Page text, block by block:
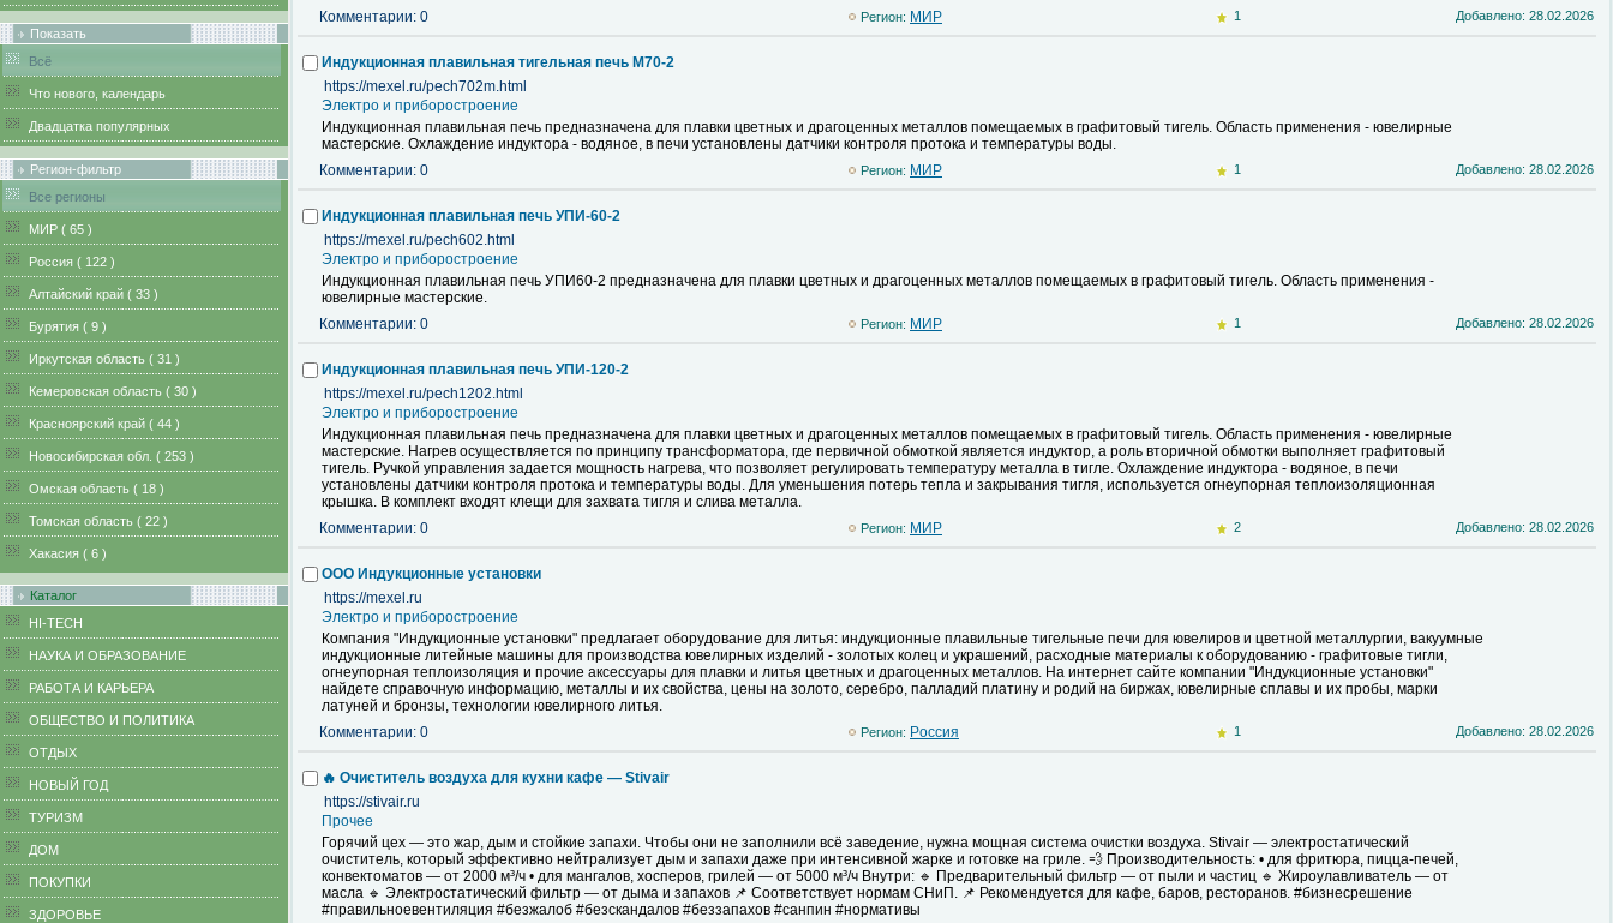
Показать
Всё
Что нового, календарь
Двадцатка популярных
Регион-фильтр
Все регионы
MИР ( 65 )
Pоссия ( 122 )
Алтайский край ( 33 )
Бурятия ( 9 )
Иркутская область ( 31 )
Кемеровская область ( 30 )
Красноярский край ( 44 )
Новосибирская обл. ( 253 )
Омская область ( 18 )
Томская область ( 22 )
Хакасия ( 6 )
Каталог
HI-TECH
НАУКА И ОБРАЗОВАНИЕ
РАБОТА И КАРЬЕРА
ОБЩЕСТВО И ПОЛИТИКА
ОТДЫХ
НОВЫЙ ГОД
ТУРИЗМ
ДОМ
ПОКУПКИ
ЗДОРОВЬЕ
Комментарии: 0
Регион: MИР 1 Добавлено: 28.02.2026
Индукционная плавильная тигельная печь М70-2
https://mexel.ru/pech702m.html
Электро и приборостроение
Индукционная плавильная печь предназначена для плавки цветных и драгоценных металлов помещаемых в графитовый тигель. Область применения - ювелирные
мастерские. Охлаждение индуктора - водяное, в печи установлены датчики контроля протока и температуры воды.
Комментарии: 0
Регион: MИР 1 Добавлено: 28.02.2026
Индукционная плавильная печь УПИ-60-2
https://mexel.ru/pech602.html
Электро и приборостроение
Индукционная плавильная печь УПИ60-2 предназначена для плавки цветных и драгоценных металлов помещаемых в графитовый тигель. Область применения -
ювелирные мастерские.
Комментарии: 0
Регион: MИР 1 Добавлено: 28.02.2026
Индукционная плавильная печь УПИ-120-2
https://mexel.ru/pech1202.html
Электро и приборостроение
Индукционная плавильная печь предназначена для плавки цветных и драгоценных металлов помещаемых в графитовый тигель. Область применения - ювелирные
мастерские. Нагрев осуществляется по принципу трансформатора, где первичной обмоткой является индуктор, а роль вторичной обмотки выполняет графитовый
тигель. Ручкой управления задается мощность нагрева, что позволяет регулировать температуру металла в тигле. Охлаждение индуктора - водяное, в печи
установлены датчики контроля протока и температуры воды. Для уменьшения потерь тепла и закрывания тигля, используется огнеупорная теплоизоляционная
крышка. В комплект входят клещи для захвата тигля и слива металла.
Комментарии: 0
Регион: MИР 2 Добавлено: 28.02.2026
ООО Индукционные установки
https://mexel.ru
Электро и приборостроение
Компания "Индукционные установки" предлагает оборудование для литья: индукционные плавильные тигельные печи для ювелиров и цветной металлургии, вакуумные
индукционные литейные машины для производства ювелирных изделий - золотых колец и украшений, расходные материалы к оборудованию - графитовые тигли,
огнеупорная теплоизоляция и прочие аксессуары для плавки и литья цветных и драгоценных металлов. На интернет сайте компании "Индукционные установки"
найдете справочную информацию, металлы и их свойства, цены на золото, серебро, палладий платину и родий на биржах, ювелирные сплавы и их пробы, марки
латуней и бронзы, технологии ювелирного литья.
Комментарии: 0
Регион: Pоссия 1 Добавлено: 28.02.2026
🔥 Очиститель воздуха для кухни кафе — Stivair
https://stivair.ru
Прочее
Горячий цех — это жар, дым и стойкие запахи. Чтобы они не заполнили всё заведение, нужна мощная система очистки воздуха. Stivair — электростатический
очиститель, который эффективно нейтрализует дым и запахи даже при интенсивной жарке и готовке на гриле. 💨 Производительность: • для фритюра, пицца-печей,
конвектоматов — от 2000 м³/ч • для мангалов, хосперов, грилей — от 5000 м³/ч Внутри: 🔹 Предварительный фильтр — от пыли и частиц 🔹 Жироулавливатель — от
масла 🔹 Электростатический фильтр — от дыма и запахов 📌 Соответствует нормам СНиП. 📌 Рекомендуется для кафе, баров, ресторанов. #бизнесрешение
#правильноевентиляция #безжалоб #безскандалов #беззапахов #санпин #нормативы